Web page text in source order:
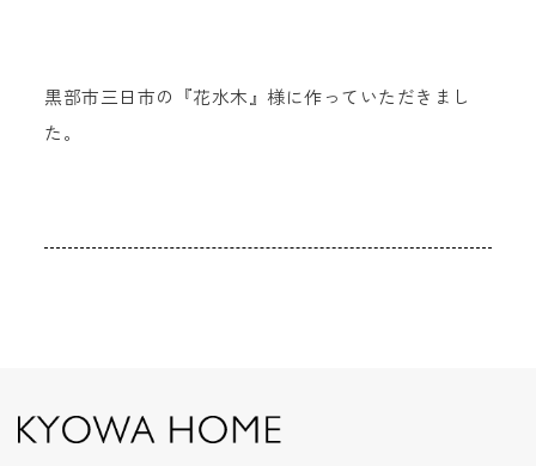
黒部市三日市の『花水木』様に作っていただきまし
た。